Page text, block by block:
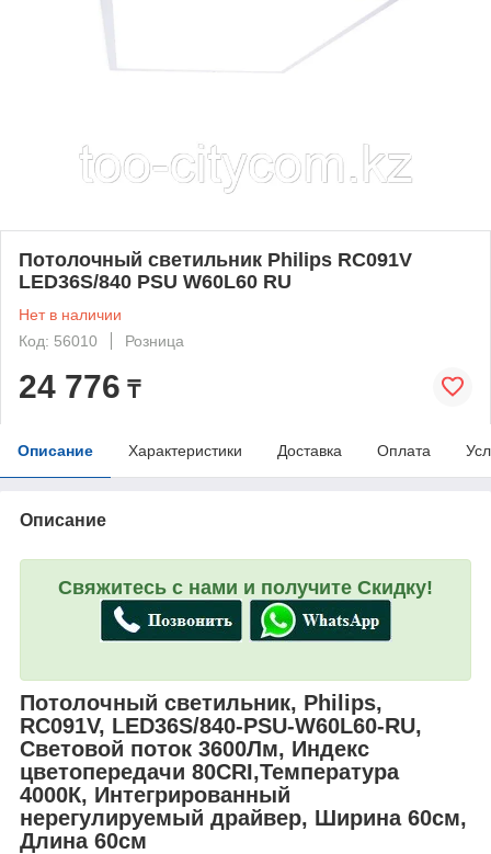
Потолочный светильник Philips RC091V
LED36S/840 PSU W60L60 RU
Нет в наличии
Код: 56010
Розница
24 776 ₸
Описание Характеристики Доставка Оплата
Описание
Свяжитесь с нами и получите Скидку!
Потолочный светильник, Philips,
RC091V, LED36S/840-PSU-W60L60-RU,
Световой поток 3600Лм, Индекс
цветопередачи 80CRI,Температура
4000К, Интегрированный
нерегулируемый драйвер, Ширина 60см,
Длина 60см